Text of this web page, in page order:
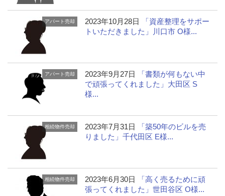
アパート売却 2023年10月28日
「資産整理をサポー
トいただきました」川口市 O様...
アパート売却 2023年9月27日
「書類が何もない中
で頑張ってくれました」大田区 S
様...
相続物件売却 2023年7月31日
「築50年のビルを売
りました」千代田区 E様...
相続物件売却 2023年6月30日
「高く売るために頑
張ってくれました」世田谷区 O様...